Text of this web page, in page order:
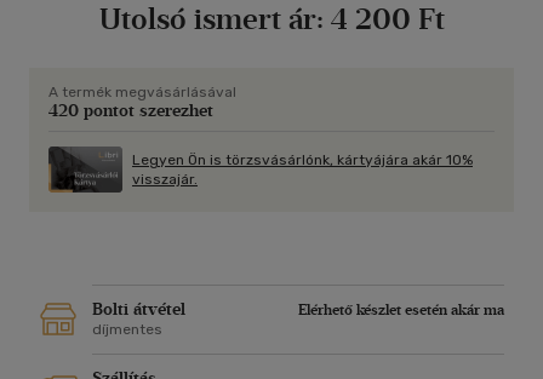
munkatársa (1949-1981). Az Erdélyi Múzeum-Egyesület
tól a Román Akadémia tiszteleti tagja. 1996-ban Széchenyi-
díjat kapott.
Erdélyi Nemzeti Múzeum Levéltárát, megkétszerezve
állományát az erdélyi magyar magánlevéltárak háborús
Történészek nemzedékeit nevelte az erdélyi
történetkutatás számára. Kialakította az EME
Utolsó ismert ár: 4 200 Ft
A termék megvásárlásával
420 pontot szerezhet
Legyen Ön is törzsvásárlónk, kártyájára akár 10%
visszajár.
Bolti átvétel
Elérhető készlet esetén akár ma
díjmentes